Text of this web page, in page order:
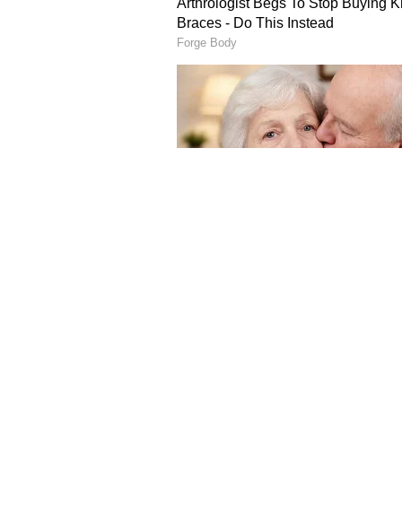
ದಾರ ಕಟ್ಟಿದ್ದೇವೆ. ನಿಮಗೆ ದಾರ
ಹೀಗಾಗಿ ದಾರ ಕಟ್ಟಿದ್ದೇವೆ ಎಂದು